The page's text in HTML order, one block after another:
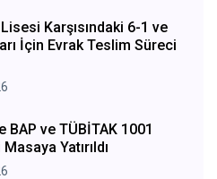
Karşısındaki 6-1 ve
İçin Evrak Teslim Süreci
BAP ve TÜBİTAK 1001
Yatırıldı